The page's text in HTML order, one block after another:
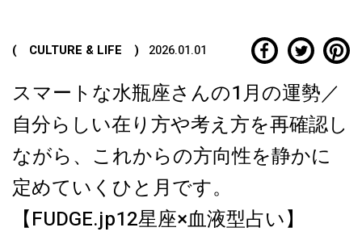
( CULTURE & LIFE ) 2026.01.01
スマートな水瓶座さんの1月の運勢／
自分らしい在り方や考え方を再確認し
ながら、これからの方向性を静かに
定めていくひと月です。
【FUDGE.jp12星座×血液型占い】